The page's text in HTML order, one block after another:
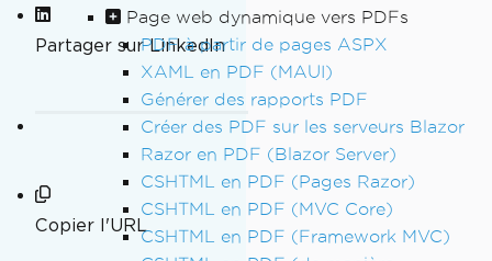
Page web dynamique vers PDFs
PDF à partir de pages ASPX
XAML en PDF (MAUI)
Générer des rapports PDF
Créer des PDF sur les serveurs Blazor
Razor en PDF (Blazor Server)
CSHTML en PDF (Pages Razor)
CSHTML en PDF (MVC Core)
CSHTML en PDF (Framework MVC)
Partager sur LinkedIn
Copier l'URL